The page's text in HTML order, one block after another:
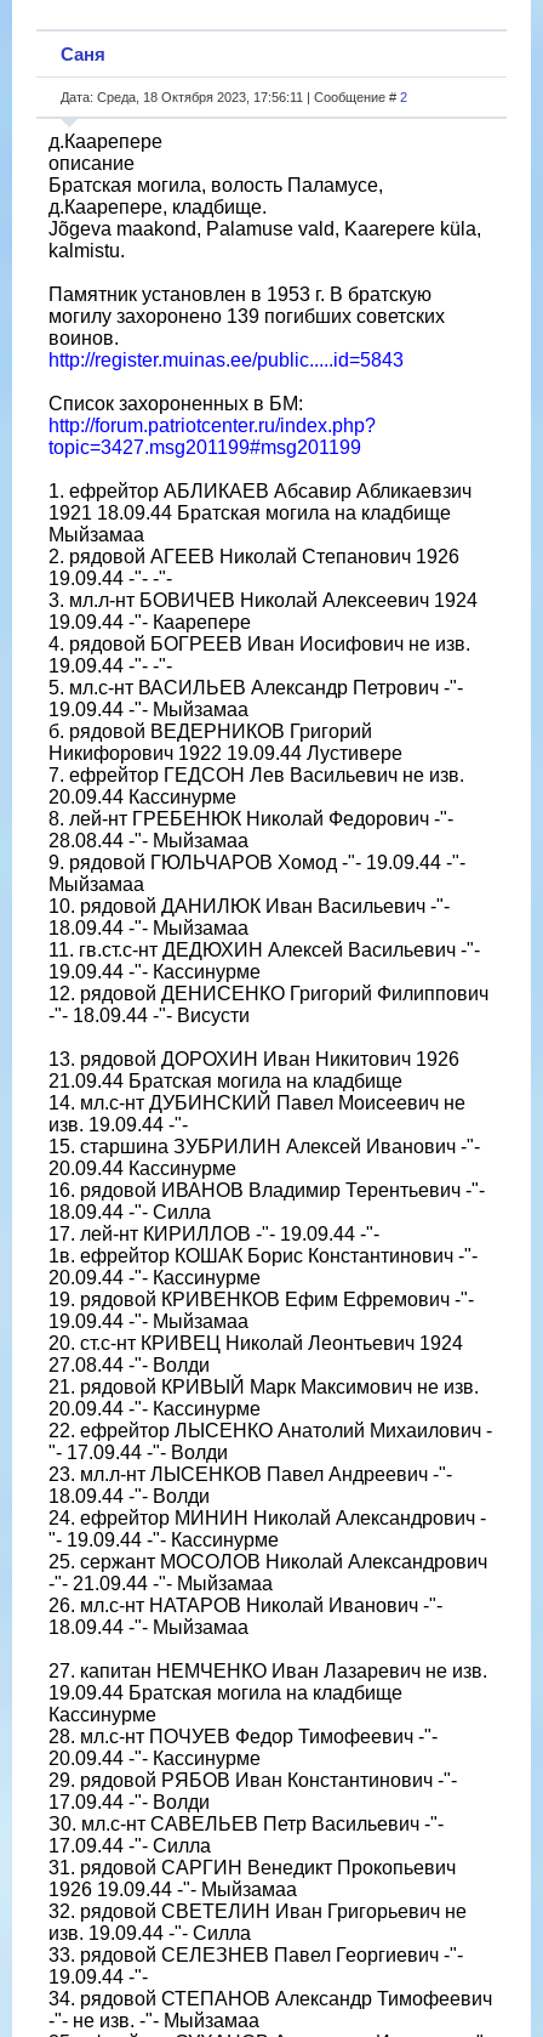
Саня
Дата: Среда, 18 Октября 2023, 17:56:11 | Сообщение # 2
д.Каарепере
описание
Братская могила, волость Паламусе,
д.Каарепере, кладбище.
Jõgeva maakond, Palamuse vald, Kaarepere küla,
kalmistu.
Памятник установлен в 1953 г. В братскую
могилу захоронено 139 погибших советских
воинов.
http://register.muinas.ee/public.....id=5843
Список захороненных в БМ:
http://forum.patriotcenter.ru/index.php?
topic=3427.msg201199#msg201199
1. ефрейтор АБЛИКАЕВ Абсавир Абликаевзич
1921 18.09.44 Братская могила на кладбище
Мыйзамаа
2. рядовой АГЕЕВ Николай Степанович 1926
19.09.44 -"- -"-
3. мл.л-нт БОВИЧЕВ Николай Алексеевич 1924
19.09.44 -"- Каарепере
4. рядовой БОГРЕЕВ Иван Иосифович не изв.
19.09.44 -"- -"-
5. мл.с-нт ВАСИЛЬЕВ Александр Петрович -"-
19.09.44 -"- Мыйзамаа
б. рядовой ВЕДЕРНИКОВ Григорий
Никифорович 1922 19.09.44 Лустивере
7. ефрейтор ГЕДСОН Лев Васильевич не изв.
20.09.44 Кассинурме
8. лей-нт ГРЕБЕНЮК Николай Федорович -"-
28.08.44 -"- Мыйзамаа
9. рядовой ГЮЛЬЧАРОВ Хомод -"- 19.09.44 -"-
Мыйзамаа
10. рядовой ДАНИЛЮК Иван Васильевич -"-
18.09.44 -"- Мыйзамаа
11. гв.ст.с-нт ДЕДЮХИН Алексей Васильевич -"-
19.09.44 -"- Кассинурме
12. рядовой ДЕНИСЕНКО Григорий Филиппович
-"- 18.09.44 -"- Висусти
13. рядовой ДОРОХИН Иван Никитович 1926
21.09.44 Братская могила на кладбище
14. мл.с-нт ДУБИНСКИЙ Павел Моисеевич не
изв. 19.09.44 -"-
15. старшина ЗУБРИЛИН Алексей Иванович -"-
20.09.44 Кассинурме
16. рядовой ИВАНОВ Владимир Терентьевич -"-
18.09.44 -"- Силла
17. лей-нт КИРИЛЛОВ -"- 19.09.44 -"-
1в. ефрейтор КОШАК Борис Константинович -"-
20.09.44 -"- Кассинурме
19. рядовой КРИВЕНКОВ Ефим Ефремович -"-
19.09.44 -"- Мыйзамаа
20. ст.с-нт КРИВЕЦ Николай Леонтьевич 1924
27.08.44 -"- Волди
21. рядовой КРИВЫЙ Марк Максимович не изв.
20.09.44 -"- Кассинурме
22. ефрейтор ЛЫСЕНКО Анатолий Михаилович -
"- 17.09.44 -"- Волди
23. мл.л-нт ЛЫСЕНКОВ Павел Андреевич -"-
18.09.44 -"- Волди
24. ефрейтор МИНИН Николай Александрович -
"- 19.09.44 -"- Кассинурме
25. сержант МОСОЛОВ Николай Александрович
-"- 21.09.44 -"- Мыйзамаа
26. мл.с-нт НАТАРОВ Николай Иванович -"-
18.09.44 -"- Мыйзамаа
27. капитан НЕМЧЕНКО Иван Лазаревич не изв.
19.09.44 Братская могила на кладбище
Кассинурме
28. мл.с-нт ПОЧУЕВ Федор Тимофеевич -"-
20.09.44 -"- Кассинурме
29. рядовой РЯБОВ Иван Константинович -"-
17.09.44 -"- Волди
З0. мл.с-нт САВЕЛЬЕВ Петр Васильевич -"-
17.09.44 -"- Силла
31. рядовой САРГИН Венедикт Прокопьевич
1926 19.09.44 -"- Мыйзамаа
32. рядовой СВЕТЕЛИН Иван Григорьевич не
изв. 19.09.44 -"- Силла
33. рядовой СЕЛЕЗНЕВ Павел Георгиевич -"-
19.09.44 -"-
34. рядовой СТЕПАНОВ Александр Тимофеевич
-"- не изв. -"- Мыйзамаа